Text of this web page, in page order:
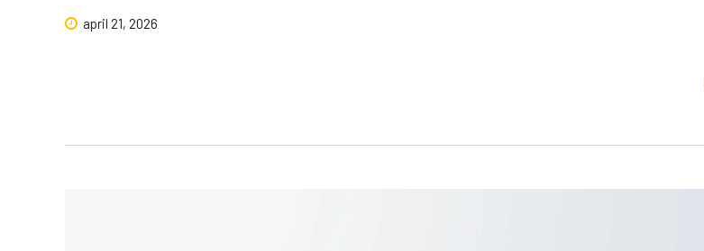
april 21, 2026